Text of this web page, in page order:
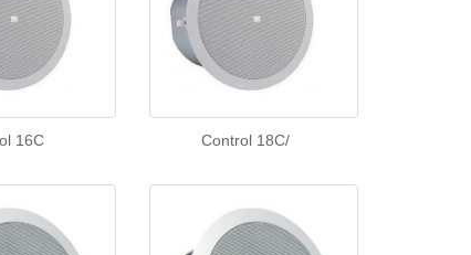
16C Control 18C/